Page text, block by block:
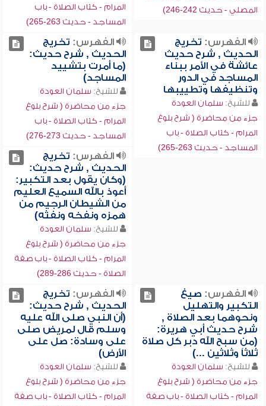
المصلي - حديث 242-246)
المرام - كتاب الصلاة - باب
المساجد - حديث 263-265)
الفهرس: تخريج
الحديث , شرح حديث
عائشة في الأمر ببناء
المساجد في الدور
وتنظيفها وتطييبها
للشيخ: سلمان العودة
جزء من محاضرة ( شرح بلوغ
المرام - كتاب الصلاة - باب
المساجد - حديث 263-265)
الفهرس: تخريج
الحديث , شرح حديث:
(ما أمرت بتشييد
المساجد)
للشيخ: سلمان العودة
جزء من محاضرة ( شرح بلوغ
المرام - كتاب الصلاة - باب
المساجد - حديث 273-276)
الفهرس: تخريج
الحديث , شرح حديث:
(وكان يقول بعد التكبير:
أعوذ بالله السميع العليم
من الشيطان الرجيم من
همزه ونفخه ونفثه)
للشيخ: سلمان العودة
جزء من محاضرة ( شرح بلوغ
المرام - كتاب الصلاة - باب صفة
الصلاة - حديث 286-289)
الفهرس: صيغ
التكبير والتهليل
ونحوهما بعد الصلاة ,
شرح حديث أبي هريرة:
(من سبح الله دبر كل صلاة
ثلاثاً وثلاثين ...)
للشيخ: سلمان العودة
جزء من محاضرة ( شرح بلوغ
المرام - كتاب الصلاة - باب صفة
الفهرس: تخريج
الحديث , شرح حديث:
(أن النبي صلى الله عليه
وسلم قال لمريض صلى
على وسادة: صل على
الأرض)
للشيخ: سلمان العودة
جزء من محاضرة ( شرح بلوغ
المرام - كتاب الصلاة - باب صفة